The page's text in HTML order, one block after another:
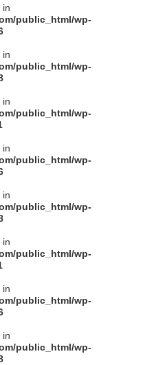
in
public_html/wp-
in
public_html/wp-
in
public_html/wp-
in
public_html/wp-
in
public_html/wp-
in
public_html/wp-
in
public_html/wp-
in
public_html/wp-